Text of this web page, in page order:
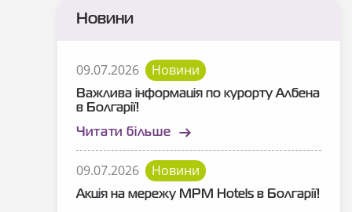
Новини
09.07.2026 Новини
Важлива інформація по курорту Албена
в Болгарії!
Читати більше
09.07.2026 Новини
Акція на мережу MPM Hotels в Болгарії!